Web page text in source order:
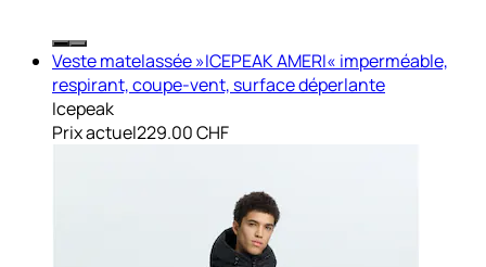
Veste matelassée »ICEPEAK AMERI« imperméable,
respirant, coupe-vent, surface déperlante
Icepeak
Prix actuel229.00 CHF